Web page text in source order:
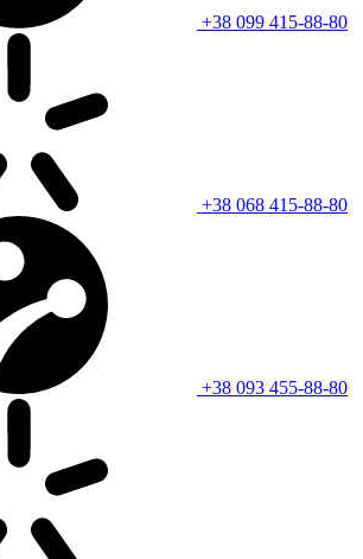
+38 099 415-88-80
+38 068 415-88-80
+38 093 455-88-80